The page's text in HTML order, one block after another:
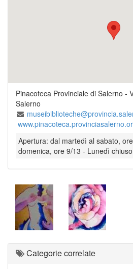
Pinacoteca Provinciale di Salerno -
Salerno
Apertura: dal martedì al sabato,
domenica, ore 9/13 - Lunedì chiuso
Categorie correlate